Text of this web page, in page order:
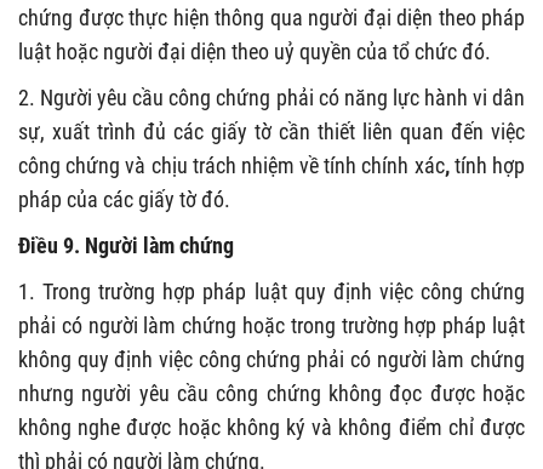
chứng được thực hiện thông qua người đại diện theo pháp
luật hoặc người đại diện theo uỷ quyền của tổ chức đó.
2. Người yêu cầu công chứng phải có năng lực hành vi dân
sự, xuất trình đủ các giấy tờ cần thiết liên quan đến việc
công chứng và chịu trách nhiệm về tính chính xác,tính hợp
pháp của các giấy tờ đó.
Điều 9. Người làm chứng
1. Trong trường hợp pháp luật quy định việc công chứng
phải có người làm chứng hoặc trong trường hợp pháp luật
không quy định việc công chứng phải có người làm chứng
nhưng người yêu cầu công chứng không đọc được hoặc
không nghe được hoặc không ký và không điểm chỉ được
thì phải có người làm chứng.